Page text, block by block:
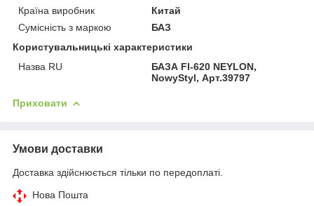
Країна виробник
Китай
Сумісність з маркою
БАЗ
Користувальницькі характеристики
Назва RU
БАЗА FI-620 NEYLON,
NowyStyl, Арт.39797
Приховати
Умови доставки
Доставка здійснюється тільки по передоплаті.
Нова Пошта